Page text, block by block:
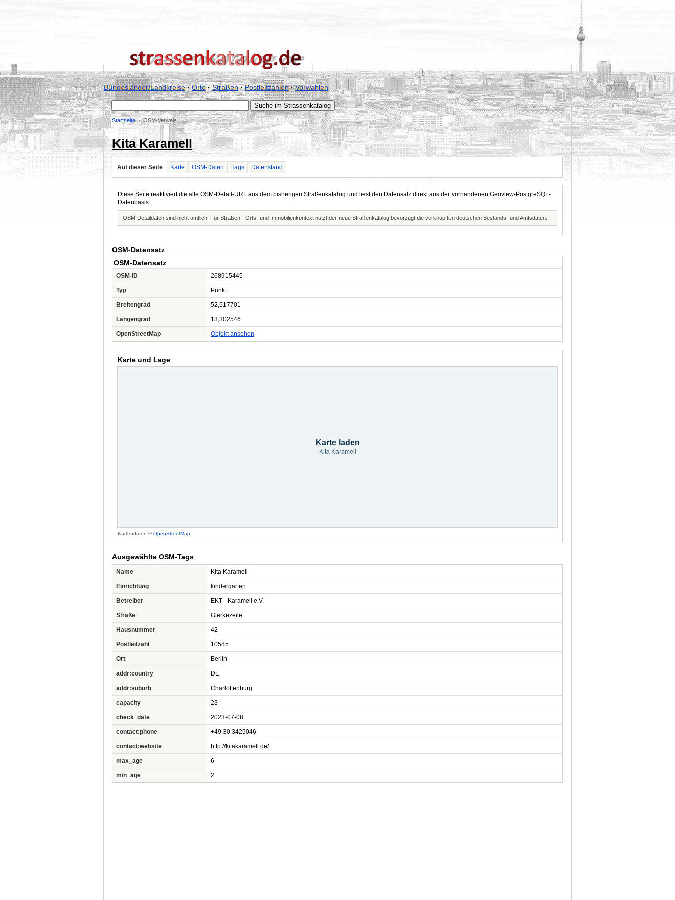
Bundesländer/Landkreise·Orte·Straßen·Postleitzahlen·Vorwahlen
Startseite OSM-Verweis
Kita Karamell
Auf dieser Seite Karte OSM-Daten Tags Datenstand
Diese Seite reaktiviert die alte OSM-Detail-URL aus dem bisherigen Straßenkatalog und liest den Datensatz direkt aus der vorhandenen Geoview-PostgreSQL-
Datenbasis.
OSM-Detaildaten sind nicht amtlich. Für Straßen-, Orts- und Immobilienkontext nutzt der neue Straßenkatalog bevorzugt die verknüpften deutschen Bestands- und Amtsdaten.
OSM-Datensatz
OSM-Datensatz
OSM-ID 268915445
Typ Punkt
Breitengrad 52,517701
Längengrad 13,302546
OpenStreetMap Objekt ansehen
Karte und Lage
Karte laden
Kita Karamell
Kartendaten ©OpenStreetMap
Ausgewählte OSM-Tags
Name Kita Karamell
Einrichtung kindergarten
Betreiber EKT - Karamell e.V.
Straße Gierkezeile
Hausnummer 42
Postleitzahl 10585
Ort Berlin
addr:country DE
addr:suburb Charlottenburg
capacity 23
check_date 2023-07-08
contact:phone +49 30 3425046
contact:website http://kitakaramell.de/
max_age 6
min_age 2